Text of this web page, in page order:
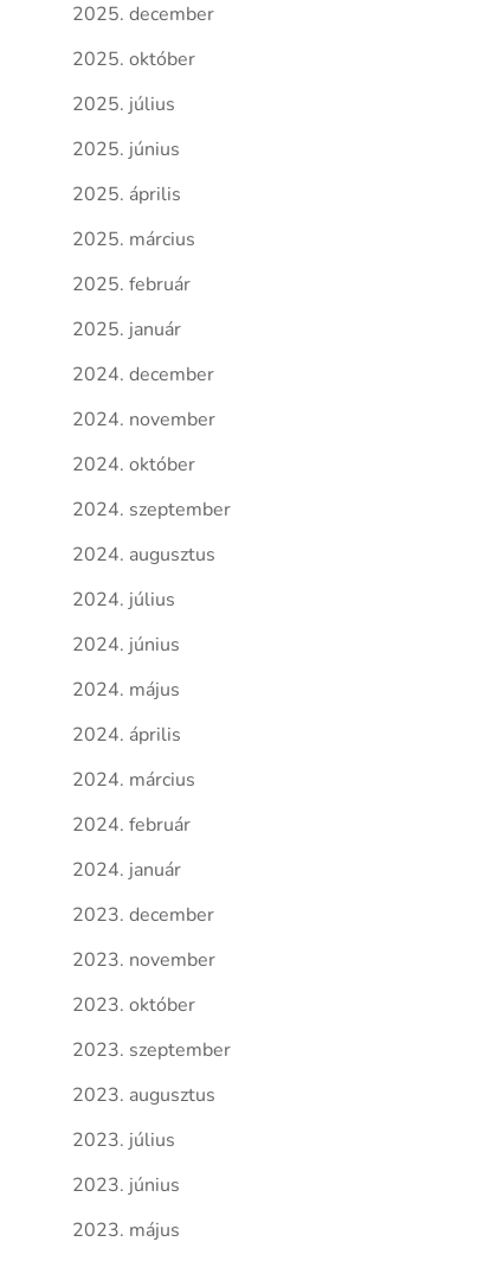
2025. december
2025. október
2025. július
2025. június
2025. április
2025. március
2025. február
2025. január
2024. december
2024. november
2024. október
2024. szeptember
2024. augusztus
2024. július
2024. június
2024. május
2024. április
2024. március
2024. február
2024. január
2023. december
2023. november
2023. október
2023. szeptember
2023. augusztus
2023. július
2023. június
2023. május